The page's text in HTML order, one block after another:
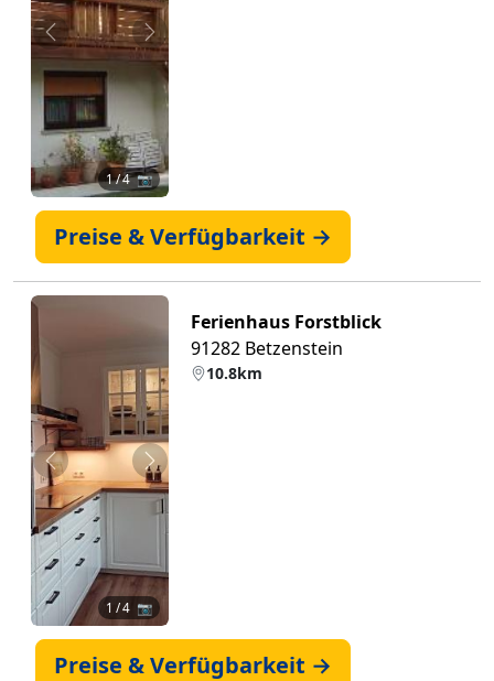
Zurück Weiter
1/ 4 📷
Preise & Verfügbarkeit →
Zurück Weiter
1 / 4 📷
Ferienhaus Forstblick
91282 Betzenstein
10.8km
Preise & Verfügbarkeit →